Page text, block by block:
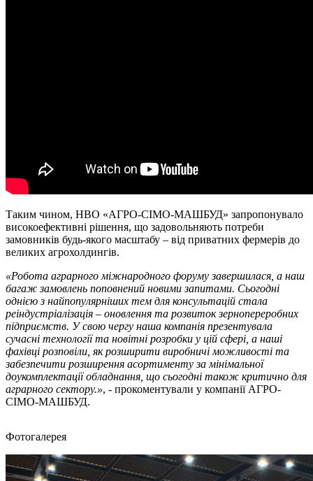
Таким чином, НВО «АГРО-СІМО-МАШБУД» запропонувало
високоефективні рішення, що задовольняють потреби
замовників будь-якого масштабу – від приватних фермерів до
великих агрохолдингів.
«Робота аграрного міжнародного форуму завершилася, а наш
багаж замовлень поповнений новими запитами. Сьогодні
однією з найпопулярніших тем для консультацій стала
реіндустріалізація – оновлення та розвиток зернопереробних
підприємств. У свою чергу наша компанія презентувала
сучасні технології та новітні розробки у цій сфері, а наші
фахівці розповіли, як розширити виробничі можливості та
забезпечити розширення асортименту за мінімальної
доукомплектації обладнання, що сьогодні також критично для
аграрного сектору.», - прокоментували у компанії АГРО-
СІМО-МАШБУД.
Фотогалерея